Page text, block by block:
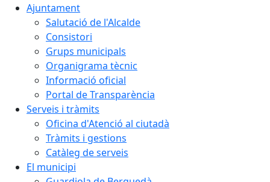
Ajuntament
Salutació de l'Alcalde
Consistori
Grups municipals
Organigrama tècnic
Informació oficial
Portal de Transparència
Serveis i tràmits
Oficina d'Atenció al ciutadà
Tràmits i gestions
Catàleg de serveis
El municipi